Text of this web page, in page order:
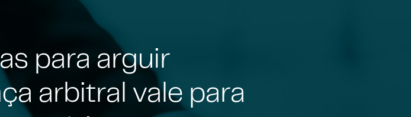
para arguir
arbitral vale para